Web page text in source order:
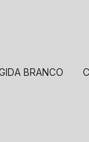
BRANCO